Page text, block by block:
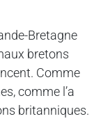
Bretagne
bretons
Comme
comme l’a
britanniques.